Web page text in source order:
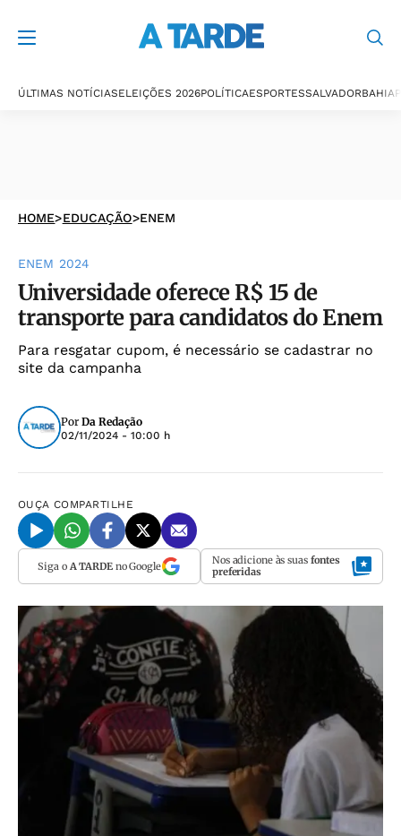
ÚLTIMAS NOTÍCIASELEIÇÕES 2026POLÍTICAESPORTESSALVADORBAHIA
HOME>EDUCAÇÃO>ENEM
ENEM 2024
Universidade oferece R$ 15 de
transporte para candidatos do Enem
Para resgatar cupom, é necessário se cadastrar no
site da campanha
Por Da Redação
02/11/2024 - 10:00 h
OUÇA COMPARTILHE
Siga o A TARDEno Google Nos adicione às suas fontes
preferidas